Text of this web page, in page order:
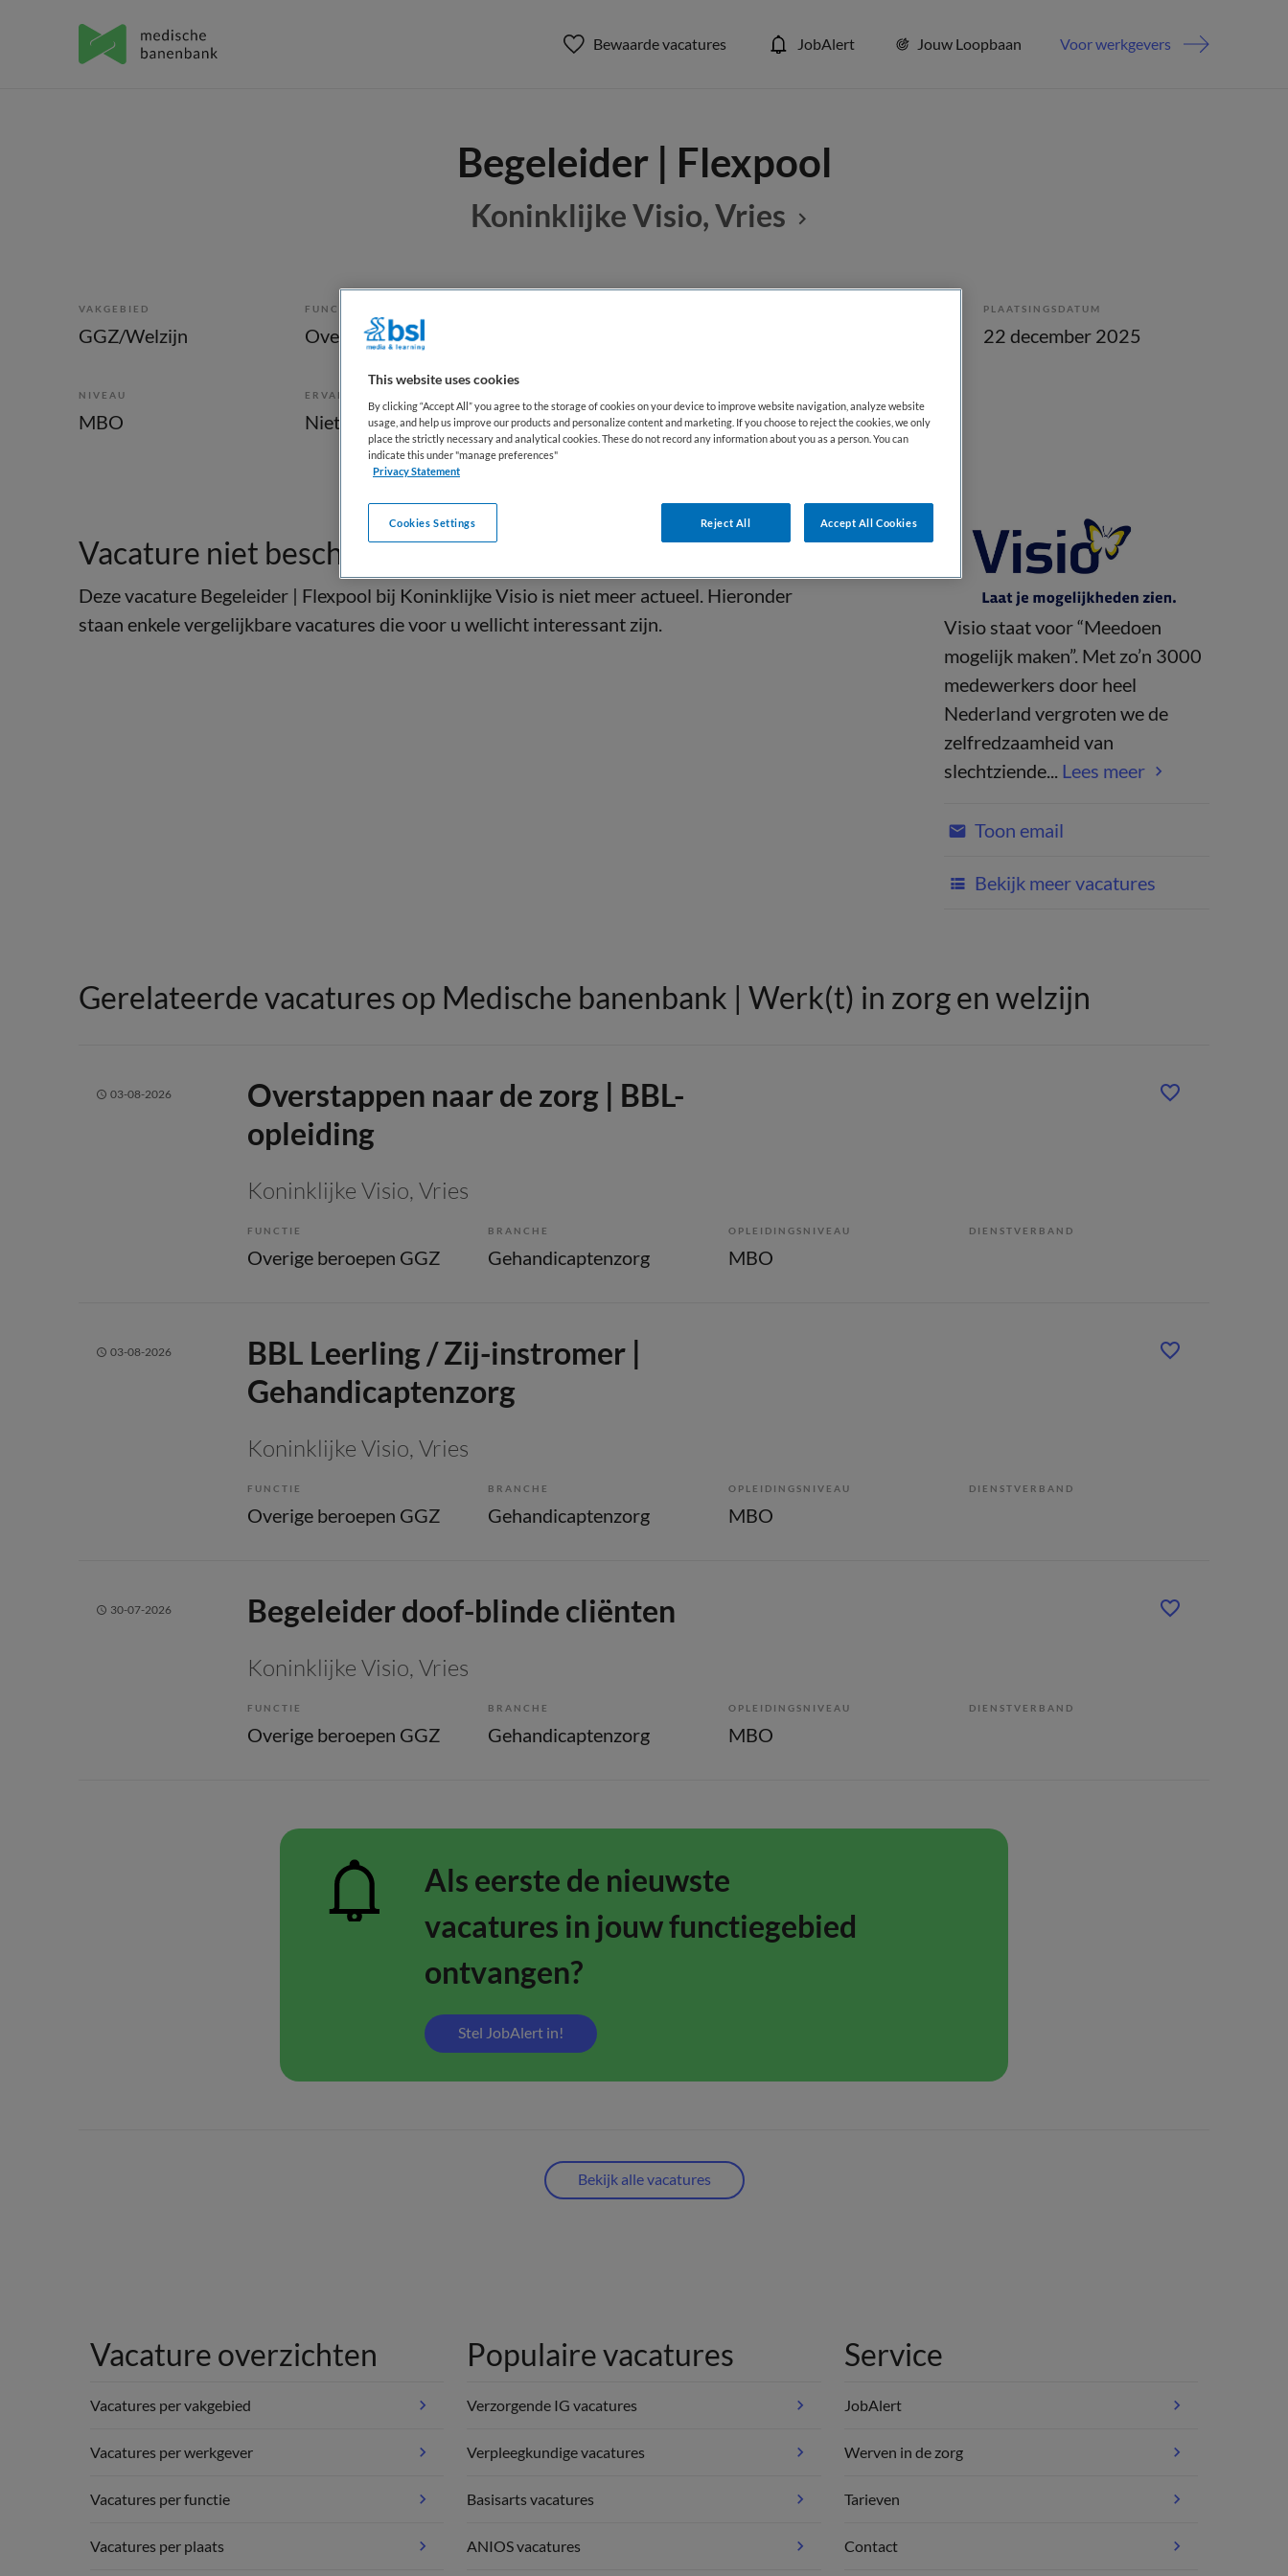
Bewaarde vacatures JobAlert Jouw Loopbaan Voor werkgevers
Begeleider | Flexpool
Koninklijke Visio, Vries
VAKGEBIED
GGZ/Welzijn
FUNCTIE
Overige beroepen GGZ
PLAATSINGSDATUM
22 december 2025
NIVEAU
MBO
ERVARING
Niet nader bepaald Fulltime
Vacature niet beschikbaar
Deze vacature Begeleider | Flexpool bij Koninklijke Visio is niet meer actueel. Hieronder
staan enkele vergelijkbare vacatures die voor u wellicht interessant zijn.
Visio staat voor “Meedoen
mogelijk maken”. Met zo’n 3000
medewerkers door heel
Nederland vergroten we de
zelfredzaamheid van
slechtziende... Lees meer
Toon email
Bekijk meer vacatures
Gerelateerde vacatures op Medische banenbank | Werk(t) in zorg en welzijn
03-08-2026
Overstappen naar de zorg | BBL-
opleiding
Koninklijke Visio, Vries
FUNCTIE
Overige beroepen GGZ
BRANCHE
Gehandicaptenzorg
OPLEIDINGSNIVEAU
MBO
DIENSTVERBAND
03-08-2026
BBL Leerling / Zij-instromer |
Gehandicaptenzorg
Koninklijke Visio, Vries
FUNCTIE
Overige beroepen GGZ
BRANCHE
Gehandicaptenzorg
OPLEIDINGSNIVEAU
MBO
DIENSTVERBAND
30-07-2026 Begeleider doof-blinde cliënten
Koninklijke Visio, Vries
FUNCTIE
Overige beroepen GGZ
BRANCHE
Gehandicaptenzorg
OPLEIDINGSNIVEAU
MBO
DIENSTVERBAND
Als eerste de nieuwste
vacatures in jouw functiegebied
ontvangen?
Stel JobAlert in!
Bekijk alle vacatures
Vacature overzichten
Vacatures per vakgebied
Vacatures per werkgever
Vacatures per functie
Vacatures per plaats
Populaire vacatures
Verzorgende IG vacatures
Verpleegkundige vacatures
Basisarts vacatures
ANIOS vacatures
Service
JobAlert
Werven in de zorg
Tarieven
Contact
This website uses cookies
By clicking “Accept All” you agree to the storage of cookies on your device to improve website navigation, analyze website
usage, and help us improve our products and personalize content and marketing. If you choose to reject the cookies, we only
place the strictly necessary and analytical cookies. These do not record any information about you as a person. You can
indicate this under "manage preferences"
Privacy Statement
Reject All Accept All Cookies
Cookies Settings